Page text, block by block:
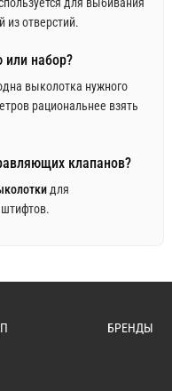
из отверстий.
набор?
выколотка нужного
рациональнее взять
клапанов?
для
БРЕНДЫ